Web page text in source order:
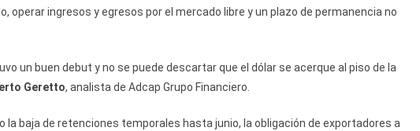
operar ingresos y egresos por el mercado libre y un plazo de permanencia no
un buen debut y no se puede descartar que el dólar se acerque al piso de la
Geretto, analista de Adcap Grupo Financiero.
la baja de retenciones temporales hasta junio, la obligación de exportadores a